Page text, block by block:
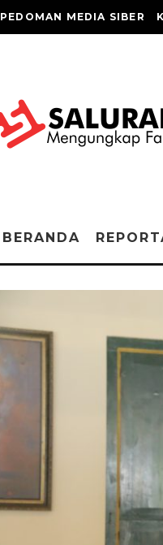
PEDOMAN MEDIA SIBER
BERANDA